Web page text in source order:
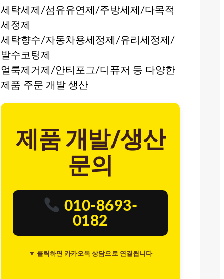
세탁세제/섬유유연제/주방세제/다목적
세정제
세탁향수/자동차용세정제/유리세정제/
발수코팅제
얼룩제거제/안티포그/디퓨저 등 다양한
제품 주문 개발 생산
제품 개발/생산
문의
010-8693-
0182
▼ 클릭하면 카카오톡 상담으로 연결됩니다